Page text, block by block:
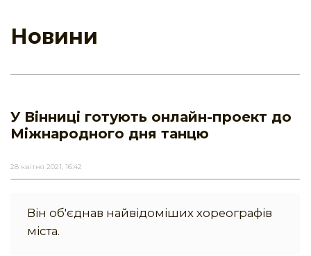
Новини
У Вінниці готують онлайн-проект до
Міжнародного дня танцю
28 квітня 2021, 16:42
Він об'єднав найвідоміших хореографів
міста.